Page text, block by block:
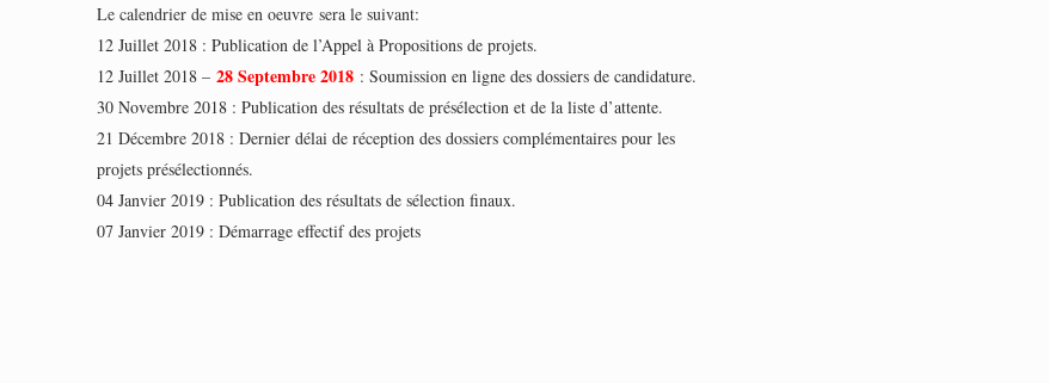
Le calendrier de mise en oeuvre sera le suivant:
12 Juillet 2018 : Publication de l’Appel à Propositions de projets.
12 Juillet 2018 –28 Septembre 2018 : Soumission en ligne des dossiers de candidature.
30 Novembre 2018 : Publication des résultats de présélection et de la liste d’attente.
21 Décembre 2018 : Dernier délai de réception des dossiers complémentaires pour les
projets présélectionnés.
04 Janvier 2019 : Publication des résultats de sélection finaux.
07 Janvier 2019 : Démarrage effectif des projets